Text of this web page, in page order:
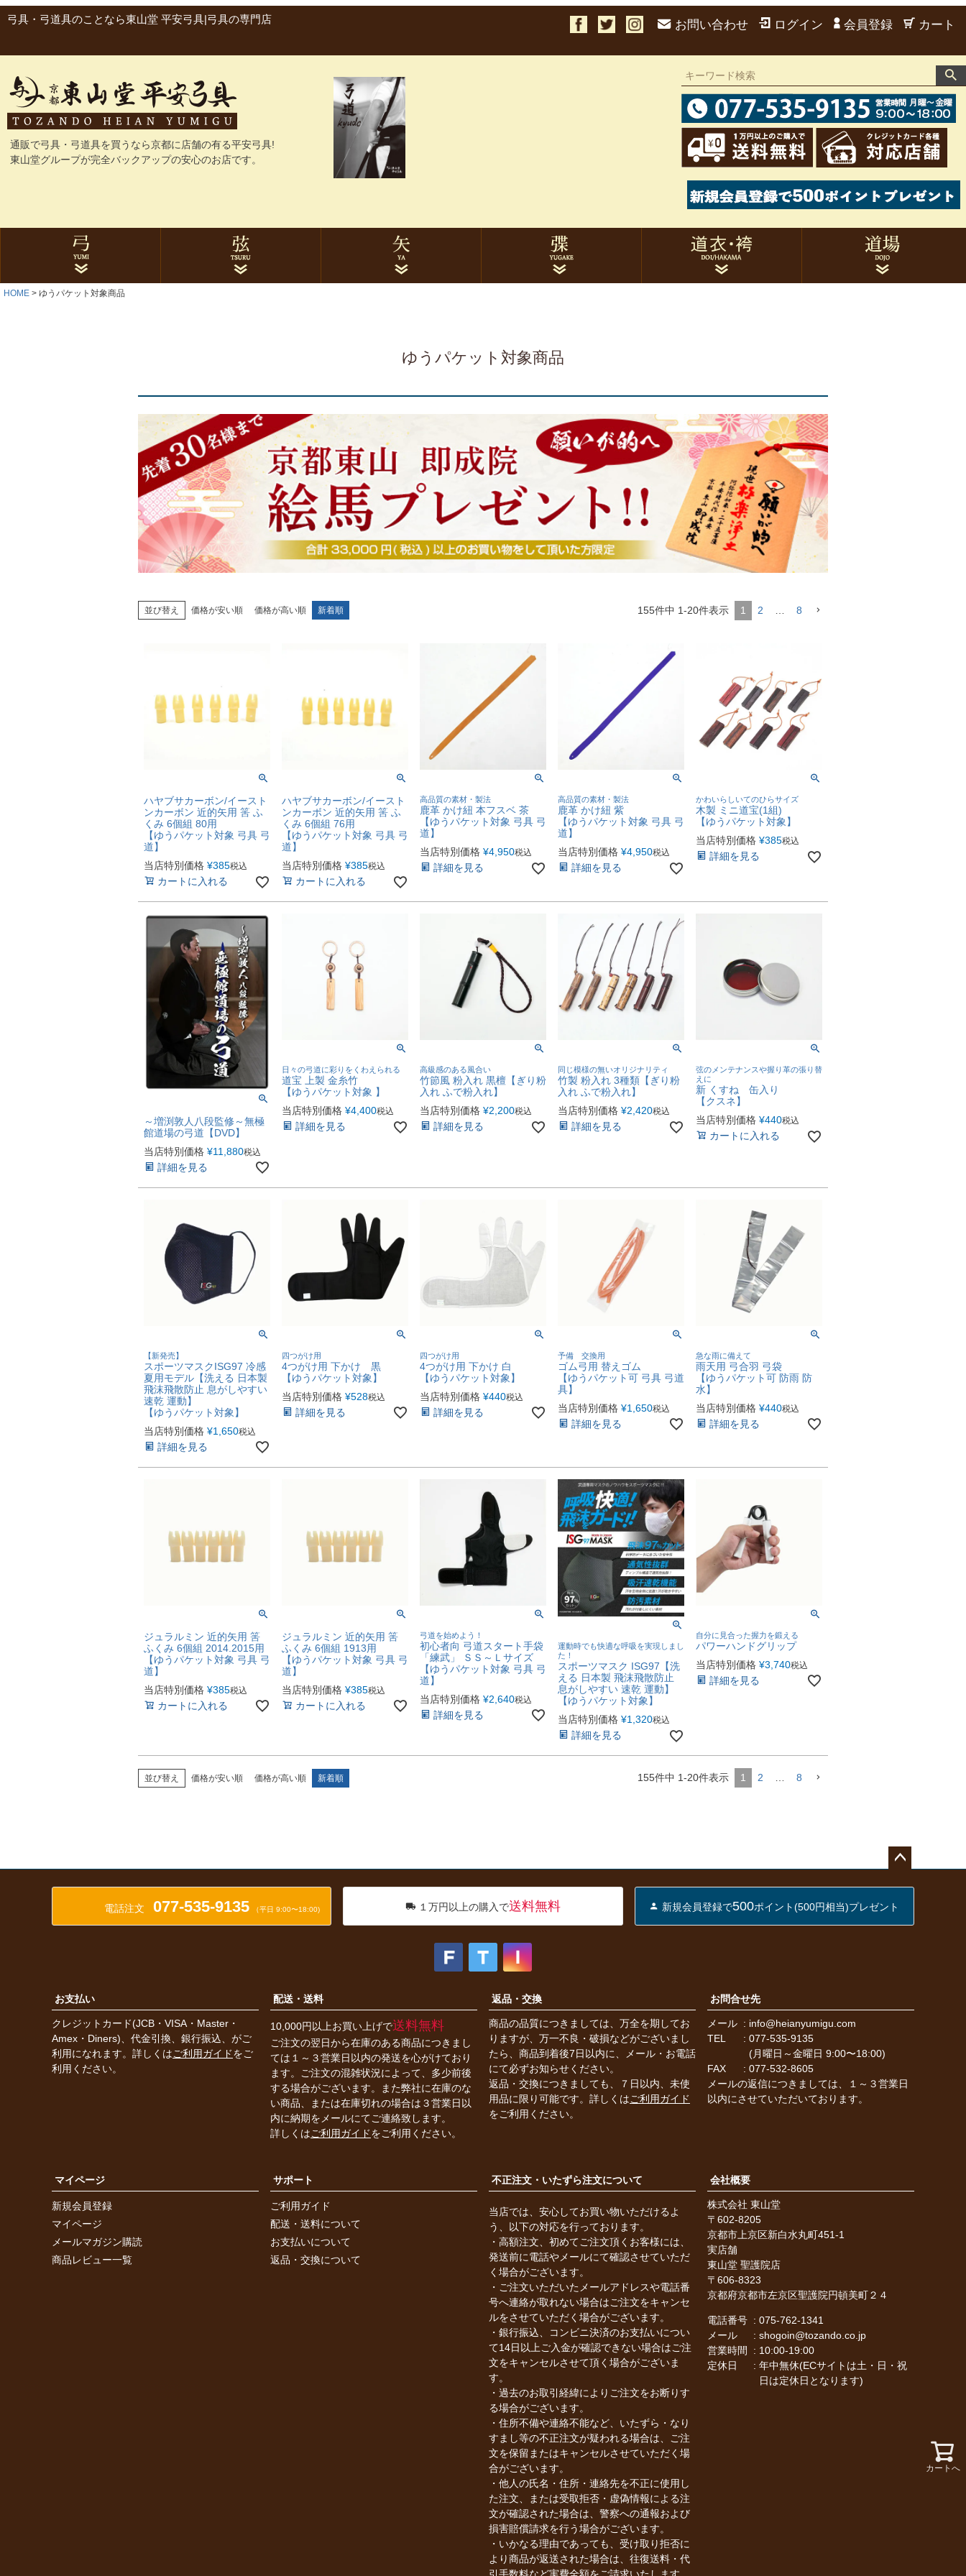
弓具・弓道具のことなら東山堂 平安弓具|弓具の専門店 お問い合わせ ログイン 会員登録 カート
通販で弓具・弓道具を買うなら京都に店舗の有る平安弓具!
東山堂グループが完全バックアップの安心のお店です。
グラス弓
カーボン弓
与一シリーズ
ゴム弓
にぎり革
弓袋・弓巻
石突
弓関連品
HOME ゆうパケット対象商品
ゆうパケット対象商品
並び替え 価格が安い順 価格が高い順 新着順 155件中 1-20件表示 1 2 8
ハヤブサカーボン/イースト
ンカーボン 近的矢用 筈 ふ
くみ 6個組 80用
【ゆうパケット対象 弓具 弓
道】
当店特別価格 ¥385税込
カートに入れる
ハヤブサカーボン/イースト
ンカーボン 近的矢用 筈 ふ
くみ 6個組 76用
【ゆうパケット対象 弓具 弓
道】
当店特別価格 ¥385税込
カートに入れる
高品質の素材・製法
鹿革 かけ紐 本フスベ 茶
【ゆうパケット対象 弓具 弓
道】
当店特別価格 ¥4,950税込
詳細を見る
高品質の素材・製法
鹿革 かけ紐 紫
【ゆうパケット対象 弓具 弓
道】
当店特別価格 ¥4,950税込
詳細を見る
かわいらしいてのひらサイズ
木製 ミニ道宝(1組)
【ゆうパケット対象】
当店特別価格 ¥385税込
詳細を見る
～増渕敦人八段監修～無極
館道場の弓道【DVD】
当店特別価格 ¥11,880税込
詳細を見る
日々の弓道に彩りをくわえられる
道宝 上製 金糸竹
【ゆうパケット対象 】
当店特別価格 ¥4,400税込
詳細を見る
高級感のある風合い
竹節風 粉入れ 黒檀【ぎり粉
入れ ふで粉入れ】
当店特別価格 ¥2,200税込
詳細を見る
同じ模様の無いオリジナリティ
竹製 粉入れ 3種類【ぎり粉
入れ ふで粉入れ】
当店特別価格 ¥2,420税込
詳細を見る
弦のメンテナンスや握り革の張り替
えに
新 くすね 缶入り
【クスネ】
当店特別価格 ¥440税込
カートに入れる
【新発売】
スポーツマスクISG97 冷感
夏用モデル【洗える 日本製
飛沫飛散防止 息がしやすい
速乾 運動】
【ゆうパケット対象】
当店特別価格 ¥1,650税込
詳細を見る
四つがけ用
4つがけ用 下かけ 黒
【ゆうパケット対象】
当店特別価格 ¥528税込
詳細を見る
四つがけ用
4つがけ用 下かけ 白
【ゆうパケット対象】
当店特別価格 ¥440税込
詳細を見る
予備 交換用
ゴム弓用 替えゴム
【ゆうパケット可 弓具 弓道
具】
当店特別価格 ¥1,650税込
詳細を見る
急な雨に備えて
雨天用 弓合羽 弓袋
【ゆうパケット可 防雨 防
水】
当店特別価格 ¥440税込
詳細を見る
ジュラルミン 近的矢用 筈
ふくみ 6個組 2014.2015用
【ゆうパケット対象 弓具 弓
道】
当店特別価格 ¥385税込
カートに入れる
ジュラルミン 近的矢用 筈
ふくみ 6個組 1913用
【ゆうパケット対象 弓具 弓
道】
当店特別価格 ¥385税込
カートに入れる
弓道を始めよう！
初心者向 弓道スタート手袋
「練武」 ＳＳ～Ｌサイズ
【ゆうパケット対象 弓具 弓
道】
当店特別価格 ¥2,640税込
詳細を見る
運動時でも快適な呼吸を実現しまし
た！
スポーツマスク ISG97【洗
える 日本製 飛沫飛散防止
息がしやすい 速乾 運動】
【ゆうパケット対象】
当店特別価格 ¥1,320税込
詳細を見る
自分に見合った握力を鍛える
パワーハンドグリップ
当店特別価格 ¥3,740税込
詳細を見る
並び替え 価格が安い順 価格が高い順 新着順 155件中 1-20件表示 1 2 … 8
カートへ
ップ
へ
電話注文 077-535-9135 （平日 9:00〜18:00) １万円以上の購入で送料無料 新規会員登録で500ポイント(500円相当)プレゼント
お支払い
クレジットカード(JCB・VISA・Master・
Amex・Diners)、代金引換、銀行振込、がご
利用になれます。詳しくはご利用ガイドをご
利用ください。
配送・送料
10,000円以上お買い上げで送料無料
ご注文の翌日から在庫のある商品につきまし
ては１～３営業日以内の発送を心がけており
ます。ご注文の混雑状況によって、多少前後
する場合がございます。また弊社に在庫のな
い商品、または在庫切れの場合は３営業日以
内に納期をメールにてご連絡致します。
詳しくはご利用ガイドをご利用ください。
返品・交換
商品の品質につきましては、万全を期してお
りますが、万一不良・破損などがございまし
たら、商品到着後7日以内に、メール・お電話
にて必ずお知らせください。
返品・交換につきましても、７日以内、未使
用品に限り可能です。詳しくはご利用ガイド
をご利用ください。
お問合せ先
メール
info@heianyumigu.com
TEL
077-535-9135
(月曜日～金曜日 9:00〜18:00)
FAX
077-532-8605
メールの返信につきましては、１～３営業日
以内にさせていただいております。
マイページ
新規会員登録
マイページ
メールマガジン購読
商品レビュー一覧
サポート
ご利用ガイド
配送・送料について
お支払いについて
返品・交換について
不正注文・いたずら注文について
当店では、安心してお買い物いただけるよ
う、以下の対応を行っております。
・高額注文、初めてご注文頂くお客様には、
発送前に電話やメールにて確認させていただ
く場合がございます。
・ご注文いただいたメールアドレスや電話番
号へ連絡が取れない場合はご注文をキャンセ
ルをさせていただく場合がございます。
・銀行振込、コンビニ決済のお支払いについ
て14日以上ご入金が確認できない場合はご注
文をキャンセルさせて頂く場合がございま
す。
・過去のお取引経緯によりご注文をお断りす
る場合がございます。
・住所不備や連絡不能など、いたずら・なり
すまし等の不正注文が疑われる場合は、ご注
文を保留またはキャンセルさせていただく場
合がございます。
・他人の氏名・住所・連絡先を不正に使用し
た注文、または受取拒否・虚偽情報による注
文が確認された場合は、警察への通報および
損害賠償請求を行う場合がございます。
・いかなる理由であっても、受け取り拒否に
より商品が返送された場合は、往復送料・代
会社概要
株式会社 東山堂
602-8205
京都市上京区新白水丸町451-1
実店舗
東山堂 聖護院店
606-8323
京都府京都市左京区聖護院円頓美町２４
電話番号
075-762-1341
メール
shogoin@tozando.co.jp
営業時間
10:00-19:00
定休日
年中無休(ECサイトは土・日・祝
日は定休日となります)